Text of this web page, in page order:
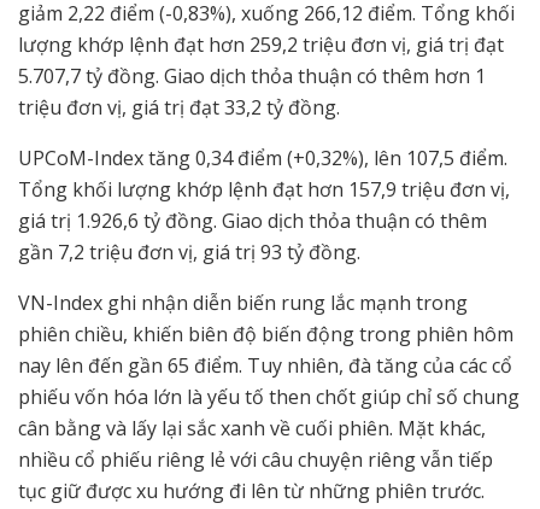
giảm 2,22 điểm (-0,83%), xuống 266,12 điểm. Tổng khối
lượng khớp lệnh đạt hơn 259,2 triệu đơn vị, giá trị đạt
5.707,7 tỷ đồng. Giao dịch thỏa thuận có thêm hơn 1
triệu đơn vị, giá trị đạt 33,2 tỷ đồng.
UPCoM-Index tăng 0,34 điểm (+0,32%), lên 107,5 điểm.
Tổng khối lượng khớp lệnh đạt hơn 157,9 triệu đơn vị,
giá trị 1.926,6 tỷ đồng. Giao dịch thỏa thuận có thêm
gần 7,2 triệu đơn vị, giá trị 93 tỷ đồng.
VN-Index ghi nhận diễn biến rung lắc mạnh trong
phiên chiều, khiến biên độ biến động trong phiên hôm
nay lên đến gần 65 điểm. Tuy nhiên, đà tăng của các cổ
phiếu vốn hóa lớn là yếu tố then chốt giúp chỉ số chung
cân bằng và lấy lại sắc xanh về cuối phiên. Mặt khác,
nhiều cổ phiếu riêng lẻ với câu chuyện riêng vẫn tiếp
tục giữ được xu hướng đi lên từ những phiên trước.